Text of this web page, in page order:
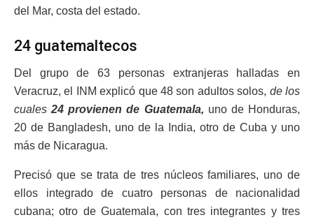
del Mar, costa del estado.
24 guatemaltecos
Del grupo de 63 personas extranjeras halladas en
Veracruz, el INM explicó que 48 son adultos solos, de los
cuales24 provienen de Guatemala, uno de Honduras,
20 de Bangladesh, uno de la India, otro de Cuba y uno
más de Nicaragua.
Precisó que se trata de tres núcleos familiares, uno de
ellos integrado de cuatro personas de nacionalidad
cubana; otro de Guatemala, con tres integrantes y tres